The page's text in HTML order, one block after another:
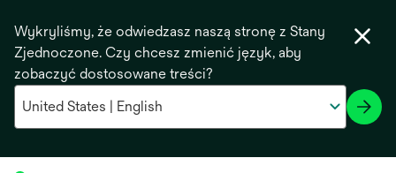
Wykryliśmy, że odwiedzasz naszą stronę z Stany
Zjednoczone. Czy chcesz zmienić język, aby
zobaczyć dostosowane treści?